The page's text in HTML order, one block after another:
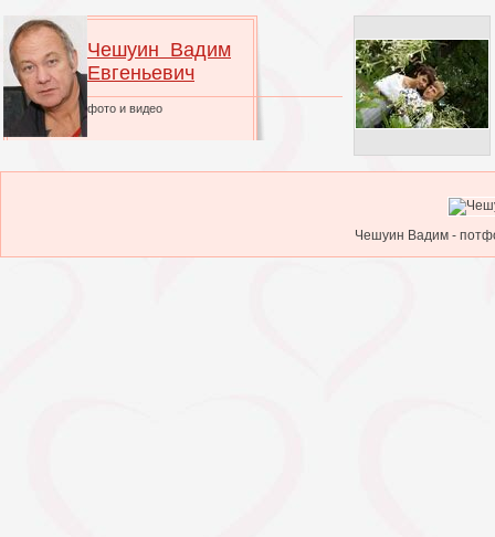
Чешуин Вадим
Евгеньевич
фото и видео
Чешуин Вадим -